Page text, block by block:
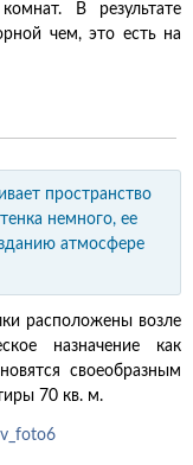
В результате
чем, это есть на
пространство
немного, ее
атмосфере
расположены возле
назначение как
своеобразным
70 кв. м.